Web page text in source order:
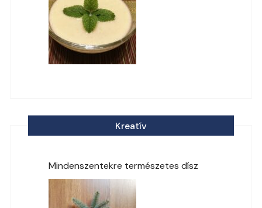
Kreatív
Mindenszentekre természetes dísz